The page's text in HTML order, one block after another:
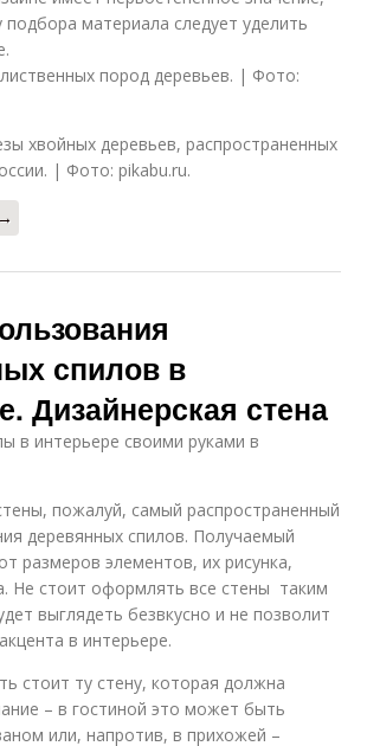
материала следует уделить
пород деревьев. | Фото:
хвойных деревьев, распространенных
| Фото: pikabu.ru.
спилов в
Дизайнерская стена
в интерьере своими руками в
пожалуй, самый распространенный
деревянных спилов. Получаемый
размеров элементов, их рисунка,
Не стоит оформлять все стены таким
выглядеть безвкусно и не позволит
в интерьере.
стоит ту стену, которая должна
– в гостиной это может быть
или, напротив, в прихожей –